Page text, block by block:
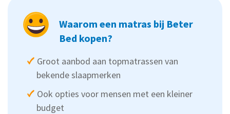
Waarom een matras bij Beter
Bed kopen?
Groot aanbod aan topmatrassen van
bekende slaapmerken
Ook opties voor mensen met een kleiner
budget